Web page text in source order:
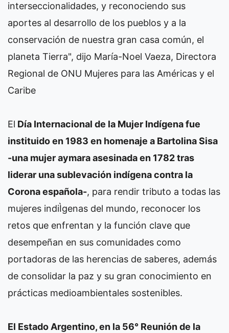
interseccionalidades, y reconociendo sus
aportes al desarrollo de los pueblos y a la
conservación de nuestra gran casa común, el
planeta Tierra", dijo María-Noel Vaeza, Directora
Regional de ONU Mujeres para las Américas y el
Caribe
El Día Internacional de la Mujer Indígena fue
instituido en 1983 en homenaje a Bartolina Sisa
-una mujer aymara asesinada en 1782 tras
liderar una sublevación indígena contra la
Corona española-, para rendir tributo a todas las
mujeres indiÌgenas del mundo, reconocer los
retos que enfrentan y la función clave que
desempeñan en sus comunidades como
portadoras de las herencias de saberes, además
de consolidar la paz y su gran conocimiento en
prácticas medioambientales sostenibles.
El Estado Argentino, en la 56° Reunión de la